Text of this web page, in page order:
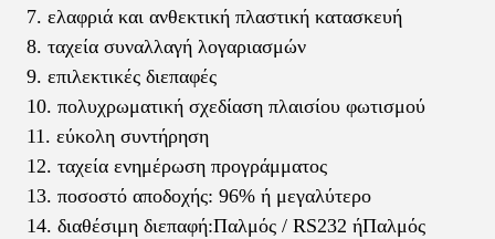
7. ελαφριά και ανθεκτική πλαστική κατασκευή
8. ταχεία συναλλαγή λογαριασμών
9. επιλεκτικές διεπαφές
10. πολυχρωματική σχεδίαση πλαισίου φωτισμού
11. εύκολη συντήρηση
12. ταχεία ενημέρωση προγράμματος
13. ποσοστό αποδοχής: 96% ή μεγαλύτερο
14. διαθέσιμη διεπαφή:Παλμός / RS232 ήΠαλμός